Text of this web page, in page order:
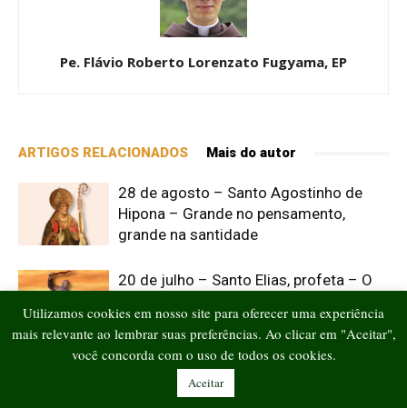
Pe. Flávio Roberto Lorenzato Fugyama, EP
ARTIGOS RELACIONADOS Mais do autor
28 de agosto – Santo Agostinho de
Hipona – Grande no pensamento,
grande na santidade
20 de julho – Santo Elias, profeta – O
14 de junho – Santo Eliseu – Um outro
Utilizamos cookies em nosso site para oferecer uma experiência
mais relevante ao lembrar suas preferências. Ao clicar em "Aceitar",
você concorda com o uso de todos os cookies.
Aceitar